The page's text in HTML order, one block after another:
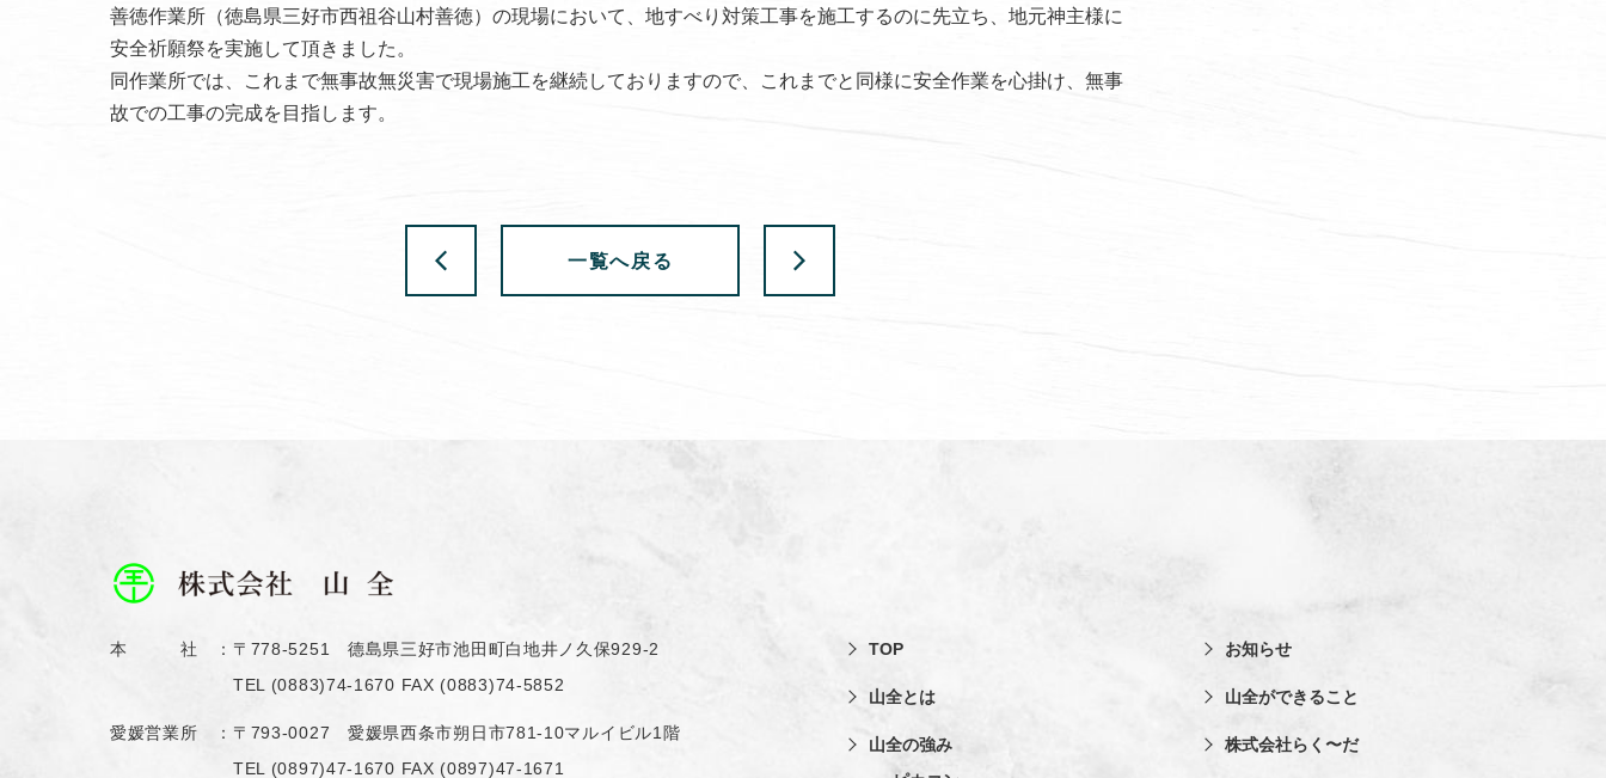
善徳作業所（徳島県三好市西祖谷山村善徳）の現場において、地すべり対策工事を施工するのに先立ち、地元神主様に
安全祈願祭を実施して頂きました。
同作業所では、これまで無事故無災害で現場施工を継続しておりますので、これまでと同様に安全作業を心掛け、無事
故での工事の完成を目指します。
一覧へ戻る
本 社 ： 〒778-5251 德島県三好市池田町白地井ノ久保929-2
TEL (0883)74-1670 FAX (0883)74-5852
愛媛営業所 ： 〒793-0027 愛媛県西条市朔日市781-10マルイビル1階
TEL (0897)47-1670 FAX (0897)47-1671
TOP
山全とは
山全の強み
お知らせ
山全ができること
株式会社らく〜だ